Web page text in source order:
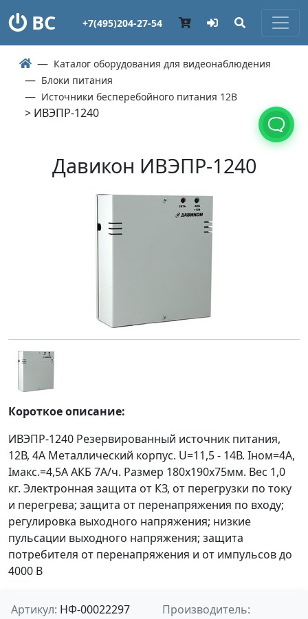
ВС +7(495)204-27-54
Каталог оборудования для видеонаблюдения
Блоки питания
Источники бесперебойного питания 12В
> ИВЭПР-1240
Давикон ИВЭПР-1240
Короткое описание:
ИВЭПР-1240 Резервированный источник питания,
12В, 4А Металлический корпус. U=11,5 - 14В. Iном=4А,
Iмакс.=4,5А АКБ 7А/ч. Размер 180х190х75мм. Вес 1,0
кг. Электронная защита от КЗ, от перегрузки по току
и перегрева; защита от перенапряжения по входу;
регулировка выходного напряжения; низкие
пульсации выходного напряжения; защита
потребителя от перенапряжения и от импульсов до
4000 В
Артикул: НФ-00022297
Производитель: